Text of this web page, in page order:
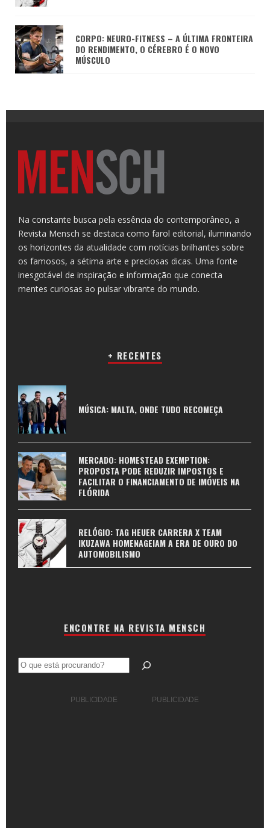
CORPO: NEURO-FITNESS – A ÚLTIMA FRONTEIRA
DO RENDIMENTO, O CÉREBRO É O NOVO
MÚSCULO
Na constante busca pela essência do contemporâneo, a
Revista Mensch se destaca como farol editorial, iluminando
os horizontes da atualidade com notícias brilhantes sobre
os famosos, a sétima arte e preciosas dicas. Uma fonte
inesgotável de inspiração e informação que conecta
mentes curiosas ao pulsar vibrante do mundo.
+ RECENTES
MÚSICA: MALTA, ONDE TUDO RECOMEÇA
MERCADO: HOMESTEAD EXEMPTION:
PROPOSTA PODE REDUZIR IMPOSTOS E
FACILITAR O FINANCIAMENTO DE IMÓVEIS NA
FLÓRIDA
RELÓGIO: TAG HEUER CARRERA X TEAM
IKUZAWA HOMENAGEIAM A ERA DE OURO DO
AUTOMOBILISMO
ENCONTRE NA REVISTA MENSCH
Pesquisar
PUBLICIDADE PUBLICIDADE